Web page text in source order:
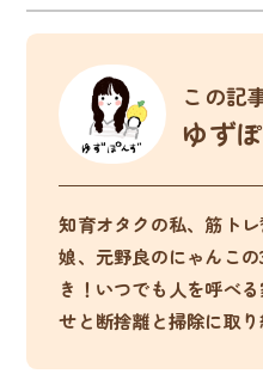
この記
ゆず
知育オタクの私、筋ト
娘、元野良のにゃんこ
き！いつでも人を呼べ
せと断捨離と掃除に取り